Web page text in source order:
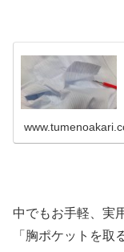
中でもお手軽、実
「胸ポケットを取